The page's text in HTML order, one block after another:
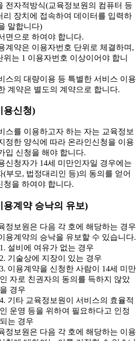
전자적방식(교육정보원의 컴퓨터 등
리 장치에 접속하여 데이터를 입력하
말합니다)
면으로 하여야 합니다.
계약은 이용자번호 단위로 체결하며,
위는 1 이용자번호 이상이어야 합니
스의 대량이용 등 특별한 서비스 이용
계약은 별도의 계약으로 합니다.
용신청)
스를 이용하고자 하는 자는 교육정보
정한 양식에 따라 온라인신청을 이용
입 신청을 해야 합니다.
신청자가 14세 미만인자일 경우에는
(부모, 법정대리인 등)의 동의를 얻어
청을 하여야 합니다.
용계약 승낙의 유보)
정보원은 다음 각 호에 해당하는 경우
용계약의 승낙을 유보할 수 있습니다.
1. 설비에 여유가 없는 경우
2. 기술상에 지장이 있는 경우
3. 이용계약을 신청한 사람이 14세 미만
인 자로 친권자의 동의를 득하지 않았
을 경우
4. 기타 교육정보원이 서비스의 효율적
인 운영 등을 위하여 필요하다고 인정
되는 경우
정보원은 다음 각 호에 해당하는 이용